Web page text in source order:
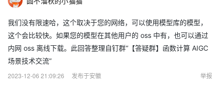
我们没有限速哈，这个取决于您的网络，可以使用模型库的模型，
这个会比较快。如果您的模型在其他用户的 oss 中有，也可以通过
内网 oss 离线下载。此回答整理自钉群“【答疑群】函数计算 AIGC
场景技术交流”
2023-12-06 21:09:26
发布于安徽 举报